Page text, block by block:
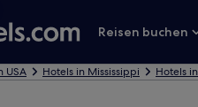
Reisen buchen
USA Hotels in Mississippi Hotels